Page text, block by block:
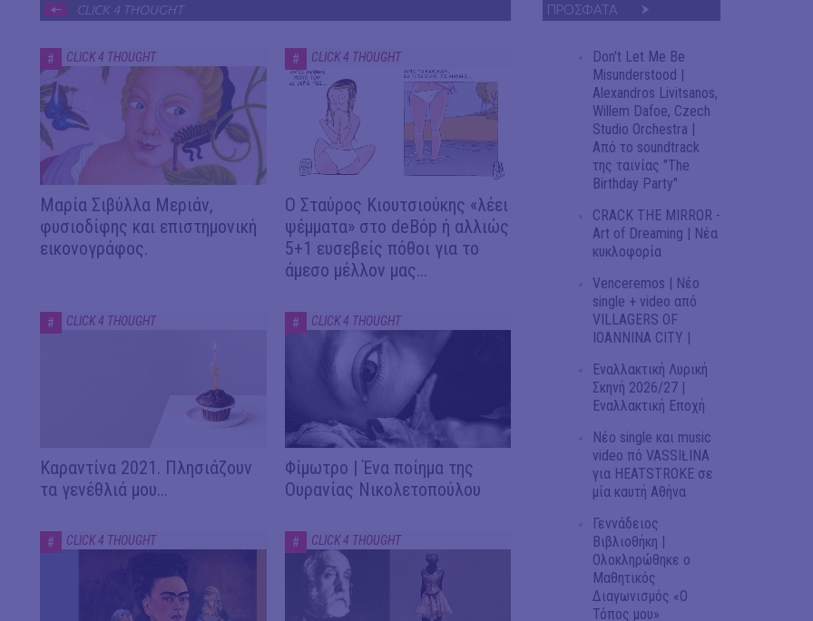
CLICK 4 THOUGHT
# CLICK 4 THOUGHT
Μαρία Σιβύλλα Μεριάν,
φυσιοδίφης και επιστημονική
εικονογράφος.
# CLICK 4 THOUGHT
Ο Σταύρος Κιουτσιούκης «λέει
ψέμματα» στο deBόp ή αλλιώς
5+1 ευσεβείς πόθοι για το
άμεσο μέλλον μας...
# CLICK 4 THOUGHT
Καραντίνα 2021. Πλησιάζουν
τα γενέθλιά μου...
# CLICK 4 THOUGHT
Φίμωτρο | Ένα ποίημα της
Ουρανίας Νικολετοπούλου
# CLICK 4 THOUGHT # CLICK 4 THOUGHT
ΠΡΟΣΦΑΤΑ
Don't Let Me Be
Misunderstood |
Alexandros Livitsanos,
Willem Dafoe, Czech
Studio Orchestra |
Από το soundtrack
της ταινίας "The
Birthday Party"
CRACK THE MIRROR -
Art of Dreaming | Νέα
κυκλοφορία
Venceremos | Νέο
single + video από
VILLAGERS OF
IOANNINA CITY |
Εναλλακτική Λυρική
Σκηνή 2026/27 |
Εναλλακτική Εποχή
Νέο single και music
video πό VASSIŁINA
για HEATSTROKE σε
μία καυτή Αθήνα
Γεννάδειος
Βιβλιοθήκη |
Ολοκληρώθηκε ο
Μαθητικός
Διαγωνισμός «Ο
Τόπος μου»